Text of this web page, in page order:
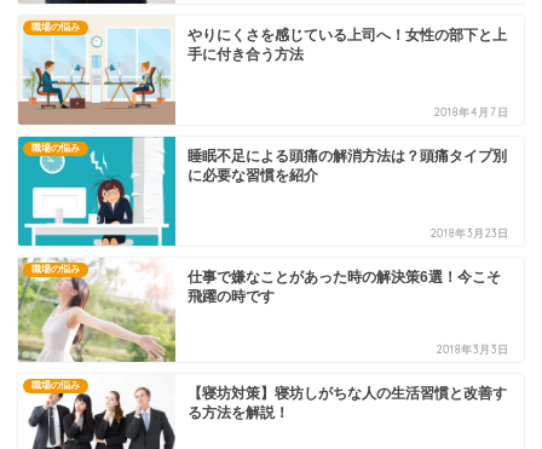
職場の悩み
やりにくさを感じている上司へ！女性の部下と上
手に付き合う方法
2018年4月7日
職場の悩み
睡眠不足による頭痛の解消方法は？頭痛タイプ別
に必要な習慣を紹介
2018年3月23日
職場の悩み
仕事で嫌なことがあった時の解決策6選！今こそ
飛躍の時です
2018年3月3日
職場の悩み
【寝坊対策】寝坊しがちな人の生活習慣と改善す
る方法を解説！